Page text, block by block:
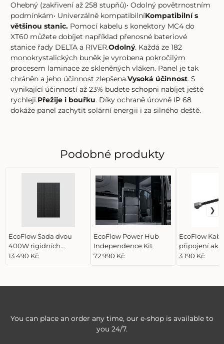
Ohebný (zakřivení až 258 stupňů)• Odolný povětrnostním
podmínkám• Univerzálně kompatibilníKompatibilní s
většinou stanic. Pomocí kabelu s konektory MC4 do
XT60 můžete dobíjet například přenosné bateriové
stanice řady DELTA a RIVER.Odolný. Každá ze 182
monokrystalických buněk je vyrobena pokročilým
procesem laminace ze skleněných vláken. Panel je tak
chráněn a jeho účinnost zlepšena.Vysoká účinnost. S
vynikající účinností až 23% budete schopni nabíjet ještě
rychleji.Přežije i bouřku. Díky ochraně úrovně IP 68
dokáže panel zachytit solární energii i za silného deště.
Podobné produkty
EcoFlow Sada dvou
400W rigidních
solárních panelů
13 490 Kč
EcoFlow Power Hub
Independence Kit
72 990 Kč
EcoFlow
připojení
k Power
3 190 Kč
You can place an order any time, our e-shop is available to
you 24/7.